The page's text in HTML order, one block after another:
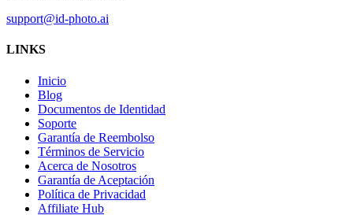
support@id-photo.ai
LINKS
Inicio
Blog
Documentos de Identidad
Soporte
Garantía de Reembolso
Términos de Servicio
Acerca de Nosotros
Garantía de Aceptación
Política de Privacidad
Affiliate Hub